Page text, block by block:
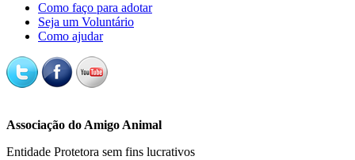
Como faço para adotar
Seja um Voluntário
Como ajudar
Associação do Amigo Animal
Entidade Protetora sem fins lucrativos